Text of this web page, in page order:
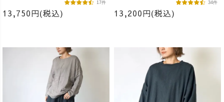
13,750円(税込)
17件
13,200円(税込)
34件